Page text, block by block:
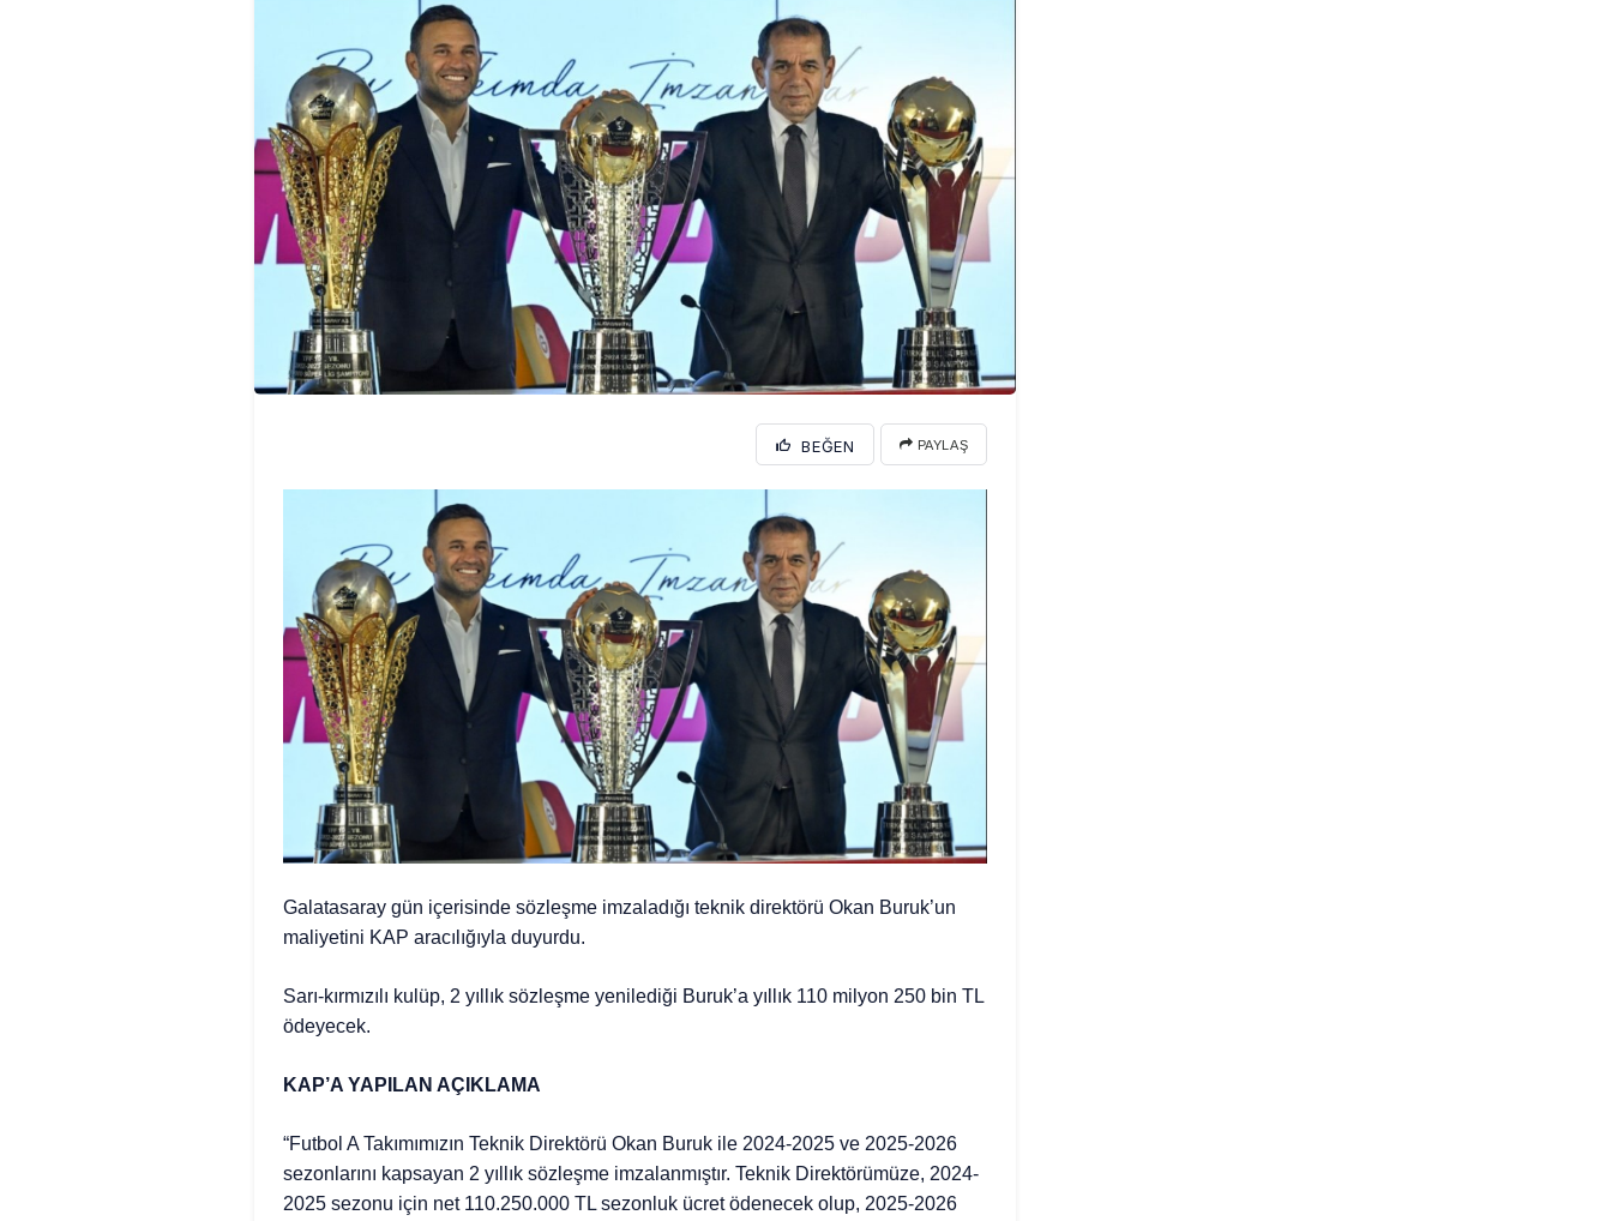
BEĞEN PAYLAŞ
Galatasaray gün içerisinde sözleşme imzaladığı teknik direktörü Okan Buruk’un
maliyetini KAP aracılığıyla duyurdu.
Sarı-kırmızılı kulüp, 2 yıllık sözleşme yenilediği Buruk’a yıllık 110 milyon 250 bin TL
ödeyecek.
KAP’A YAPILAN AÇIKLAMA
“Futbol A Takımımızın Teknik Direktörü Okan Buruk ile 2024-2025 ve 2025-2026
sezonlarını kapsayan 2 yıllık sözleşme imzalanmıştır. Teknik Direktörümüze, 2024-
2025 sezonu için net 110.250.000 TL sezonluk ücret ödenecek olup, 2025-2026